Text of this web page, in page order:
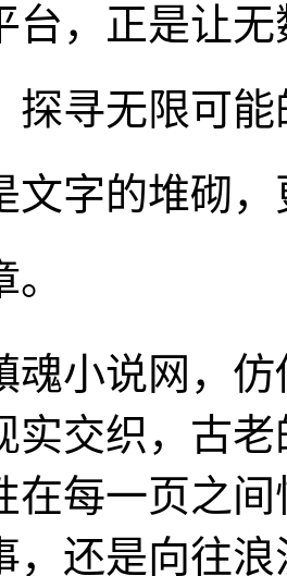
台，正是让
探寻无限可
文字的堆砌
魂小说网，
实交织，古
在每一页之
，还是向往